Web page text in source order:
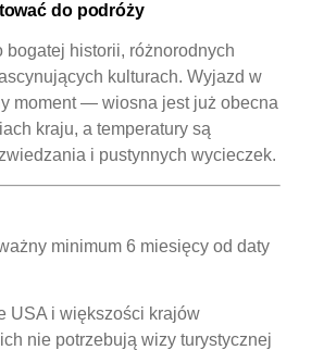
do podróży
bogatej historii, różnorodnych
kulturach. Wyjazd w
moment — wiosna jest już obecna
kraju, a temperatury są
i pustynnych wycieczek.
minimum 6 miesięcy od daty
USA i większości krajów
nie potrzebują wizy turystycznej